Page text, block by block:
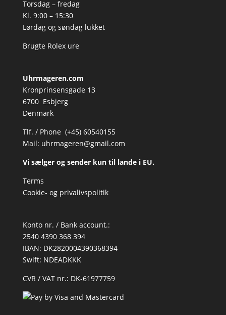
Torsdag – fredag
Kl. 9:00 – 15:30
Lørdag og søndag lukket
Brugte Rolex ure
Uhrmageren.com
Kronprinsensgade 13
6700 Esbjerg
Denmark
Tlf. / Phone (+45) 60540155
Mail: uhrmageren@gmail.com
Vi sælger og sender kun til lande i EU.
Terms
Cookie- og privalivspolitik
Konto nr. / Bank account.:
2540 4390 368 394
IBAN: DK2820004390368394
Swift: NDEADKKK
CVR / VAT nr.: DK-61977759